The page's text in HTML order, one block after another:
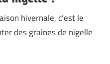
hivernale, c’est le
des graines de nigelle